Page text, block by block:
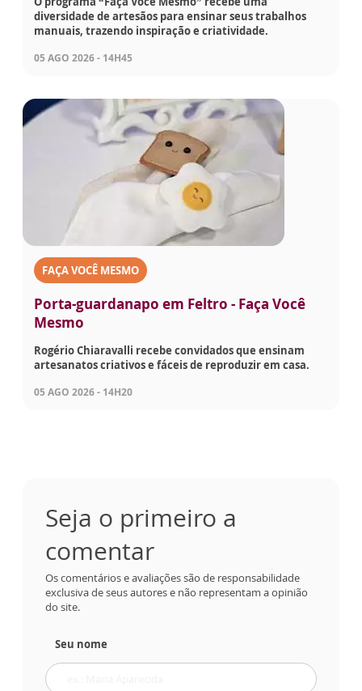
diversidade de artesãos para ensinar seus trabalhos
manuais, trazendo inspiração e criatividade.
05 AGO 2026 - 14H45
FAÇA VOCÊ MESMO
Porta-guardanapo em Feltro - Faça Você
Mesmo
Rogério Chiaravalli recebe convidados que ensinam
artesanatos criativos e fáceis de reproduzir em casa.
05 AGO 2026 - 14H20
Seja o primeiro a
comentar
Os comentários e avaliações são de responsabilidade
exclusiva de seus autores e não representam a opinião
do site.
Seu nome